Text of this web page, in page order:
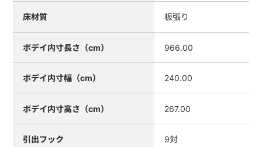
床材質 板張り
ボデイ内寸長さ（cm） 966.00
ボデイ内寸幅（cm） 240.00
ボデイ内寸高さ（cm） 267.00
引出フック 9対